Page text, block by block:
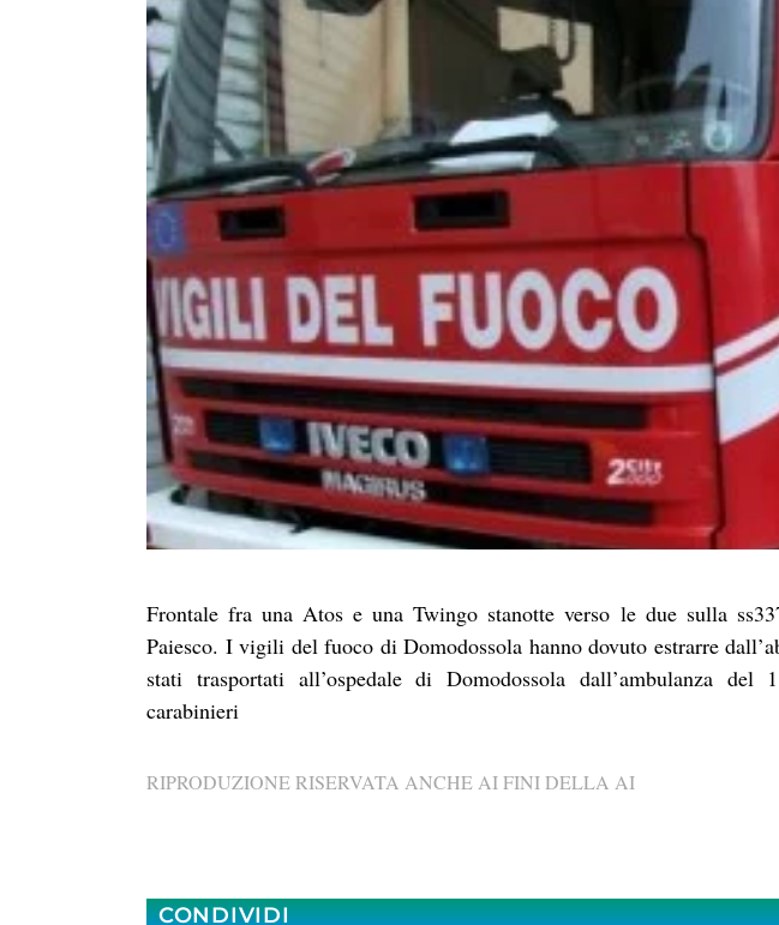
Frontale fra una Atos e una Twingo stanotte verso le due sulla
Paiesco. I vigili del fuoco di Domodossola hanno dovuto estrarre
stati trasportati all’ospedale di Domodossola dall’ambulanza
carabinieri
RIPRODUZIONE RISERVATA ANCHE AI FINI DELLA AI
CONDIVIDI